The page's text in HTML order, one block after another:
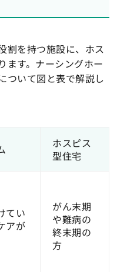
割を持つ施設に、ホス
ます。ナーシングホー
ついて図と表で解説し
ホスピス
型住宅
てい
アが
がん末期
や難病の
終末期の
方